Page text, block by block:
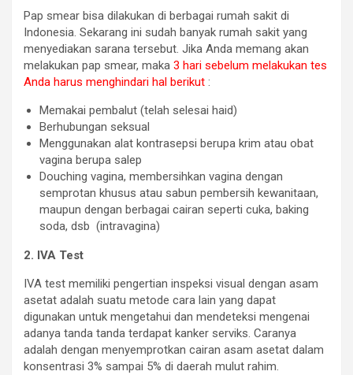
Pap smear bisa dilakukan di berbagai rumah sakit di
Indonesia. Sekarang ini sudah banyak rumah sakit yang
menyediakan sarana tersebut. Jika Anda memang akan
melakukan pap smear, maka 3 hari sebelum melakukan tes
Anda harus menghindari hal berikut :
Memakai pembalut (telah selesai haid)
Berhubungan seksual
Menggunakan alat kontrasepsi berupa krim atau obat
vagina berupa salep
Douching vagina, membersihkan vagina dengan
semprotan khusus atau sabun pembersih kewanitaan,
maupun dengan berbagai cairan seperti cuka, baking
soda, dsb (intravagina)
2. IVA Test
IVA test memiliki pengertian inspeksi visual dengan asam
asetat adalah suatu metode cara lain yang dapat
digunakan untuk mengetahui dan mendeteksi mengenai
adanya tanda tanda terdapat kanker serviks. Caranya
adalah dengan menyemprotkan cairan asam asetat dalam
konsentrasi 3% sampai 5% di daerah mulut rahim.